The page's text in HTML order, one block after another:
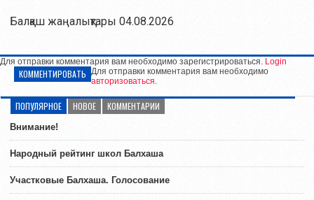
Балқаш жаңалықтары 04.08.2026
Для отправки комментария вам необходимо зарегистрироваться. Login
КОММЕНТИРОВАТЬ Для отправки комментария вам необходимо
авторизоваться.
ПОПУЛЯРНОЕ НОВОЕ КОММЕНТАРИИ
Внимание!
Народный рейтинг школ Балхаша
Участковые Балхаша. Голосование